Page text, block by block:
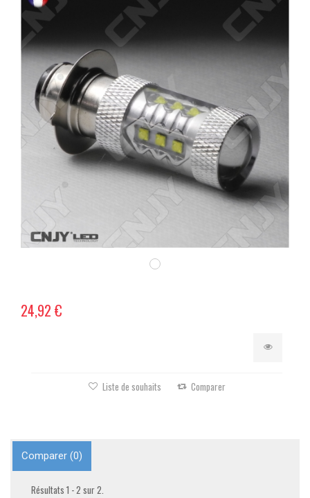
24,92 €
Liste de souhaits Comparer
Comparer (0)
Résultats 1 - 2 sur 2.